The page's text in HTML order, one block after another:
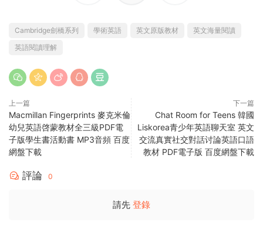
Cambridge劍橋系列 學術英語 英文原版教材
英文海量閱讀
英語閱讀理解
上一篇
Macmillan Fingerprints 麥克米倫
幼兒英語啓蒙教材全三級PDF電
子版學生書活動書 MP3音頻 百度
網盤下載
下一篇
Chat Room for Teens 韓國
Liskorea青少年英語聊天室 英文
交流真實社交對話讨論英語口語
教材 PDF電子版 百度網盤下載
評論 0
請先 登錄